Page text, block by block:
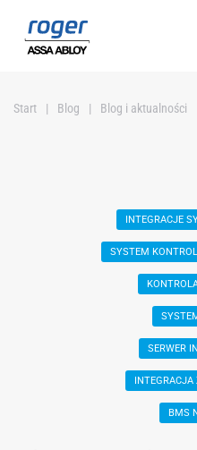
Przejdź do głównej treści
Start Blog Blog i aktualności
INTEGRACJE
SYSTEM
SERWER
BMS